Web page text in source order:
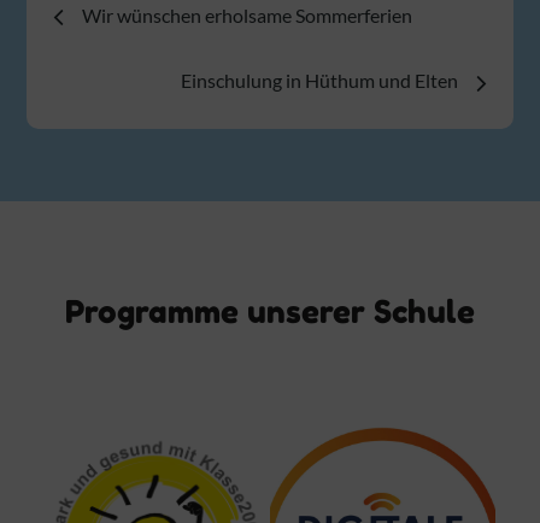
Wir wünschen erholsame Sommerferien
Einschulung in Hüthum und Elten
Programme unserer Schule